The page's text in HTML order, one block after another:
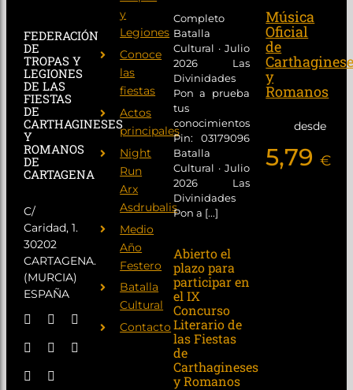
FEDERACIÓN
DE
TROPAS Y
LEGIONES
DE LAS
FIESTAS
DE
CARTHAGINESES
Y
ROMANOS
DE
CARTAGENA
C/
Caridad, 1.
30202
CARTAGENA.
(MURCIA)
ESPAÑA
y
Legiones
Conoce
las
fiestas
Actos
principales
Night
Run
Arx
Asdrubalis
Medio
Año
Festero
Batalla
Cultural
Contacto
Completo
Batalla
Cultural · Julio
2026 Las
Divinidades
Pon a prueba
tus
conocimientos
Pin: 03179096
Batalla
Cultural · Julio
2026 Las
Divinidades
Pon a [...]
Abierto el
plazo para
participar en
el IX
Concurso
Literario de
las Fiestas
de
Carthagineses
y Romanos
Música
Oficial
de
y
Romanos
desde
5,79€